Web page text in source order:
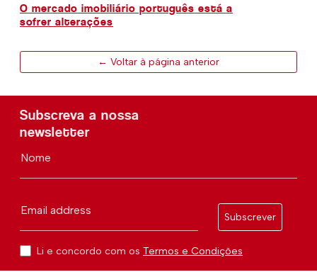
O mercado imobiliário português está a
sofrer alterações
← Voltar à página anterior
Subscreva a nossa
newsletter
Nome
Email address
Subscrever
Li e concordo com os Termos e Condições